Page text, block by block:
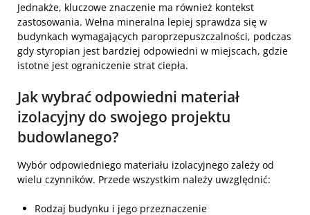
Jednakże, kluczowe znaczenie ma również kontekst
zastosowania. Wełna mineralna lepiej sprawdza się w
budynkach wymagających paroprzepuszczalności, podczas
gdy styropian jest bardziej odpowiedni w miejscach, gdzie
istotne jest ograniczenie strat ciepła.
Jak wybrać odpowiedni materiał
izolacyjny do swojego projektu
budowlanego?
Wybór odpowiedniego materiału izolacyjnego zależy od
wielu czynników. Przede wszystkim należy uwzględnić:
Rodzaj budynku i jego przeznaczenie